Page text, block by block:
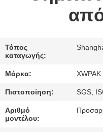
ΖΗΤΉΣΤΕ
ΈΝΑ
ΑΠΌΣΠΑΣΜΑ
SITEMAP
Τόπος
καταγωγής:
Μάρκα: XWPAK
Πιστοποίηση: SGS,
Αριθμό
μοντέλου: